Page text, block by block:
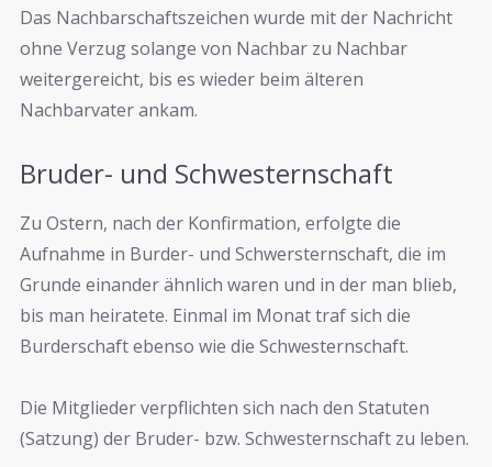
Das Nachbarschaftszeichen wurde mit der Nachricht
ohne Verzug solange von Nachbar zu Nachbar
weitergereicht, bis es wieder beim älteren
Nachbarvater ankam.
Bruder- und Schwesternschaft
Zu Ostern, nach der Konfirmation, erfolgte die
Aufnahme in Burder- und Schwersternschaft, die im
Grunde einander ähnlich waren und in der man blieb,
bis man heiratete. Einmal im Monat traf sich die
Burderschaft ebenso wie die Schwesternschaft.
Die Mitglieder verpflichten sich nach den Statuten
(Satzung) der Bruder- bzw. Schwesternschaft zu leben.